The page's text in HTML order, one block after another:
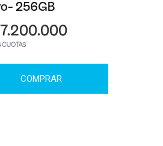
256GB
CUOTAS
COMPRAR